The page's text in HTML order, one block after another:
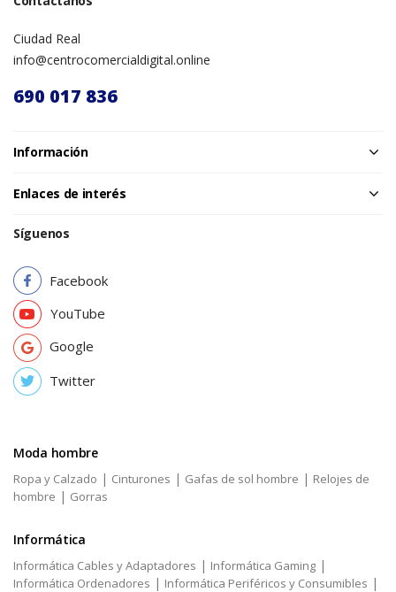
Ciudad Real
info@centrocomercialdigital.online
690 017 836
Información
Enlaces de interés
Síguenos
Facebook
YouTube
Google
Twitter
Moda hombre
Ropa y Calzado | Cinturones | Gafas de sol hombre | Relojes de
hombre | Gorras
Informática
Informática Cables y Adaptadores | Informática Gaming |
Informática Ordenadores | Informática Periféricos y Consumibles |